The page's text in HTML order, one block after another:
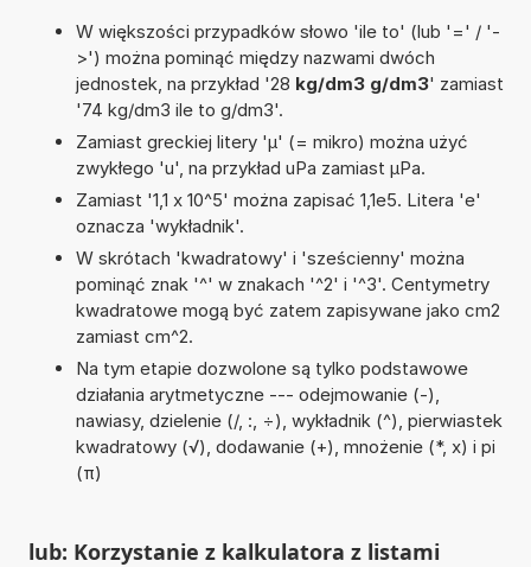
W większości przypadków słowo 'ile to' (lub '=' / '-
>') można pominąć między nazwami dwóch
jednostek, na przykład '28 kg/dm3 g/dm3' zamiast
'74 kg/dm3 ile to g/dm3'.
Zamiast greckiej litery 'µ' (= mikro) można użyć
zwykłego 'u', na przykład uPa zamiast µPa.
Zamiast '1,1 x 10^5' można zapisać 1,1e5. Litera 'e'
oznacza 'wykładnik'.
W skrótach 'kwadratowy' i 'sześcienny' można
pominąć znak '^' w znakach '^2' i '^3'. Centymetry
kwadratowe mogą być zatem zapisywane jako cm2
zamiast cm^2.
Na tym etapie dozwolone są tylko podstawowe
działania arytmetyczne --- odejmowanie (-),
nawiasy, dzielenie (/, :, ÷), wykładnik (^), pierwiastek
kwadratowy (√), dodawanie (+), mnożenie (*, x) i pi
(π)
lub: Korzystanie z kalkulatora z listami